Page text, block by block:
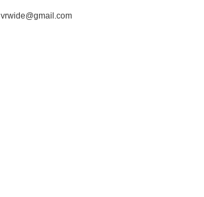
vrwide@gmail.com